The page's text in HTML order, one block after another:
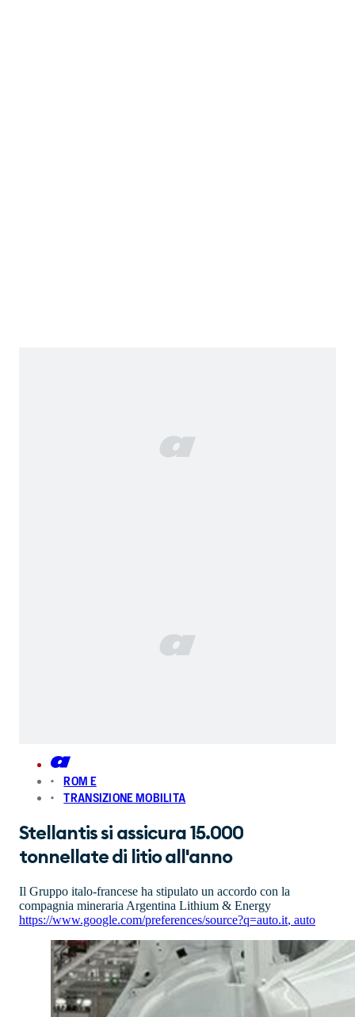
ROM E
TRANSIZIONE MOBILITA
Stellantis si assicura 15.000
tonnellate di litio all'anno
Il Gruppo italo-francese ha stipulato un accordo con la
compagnia mineraria Argentina Lithium & Energy
https://www.google.com/preferences/source?q=auto.it, auto